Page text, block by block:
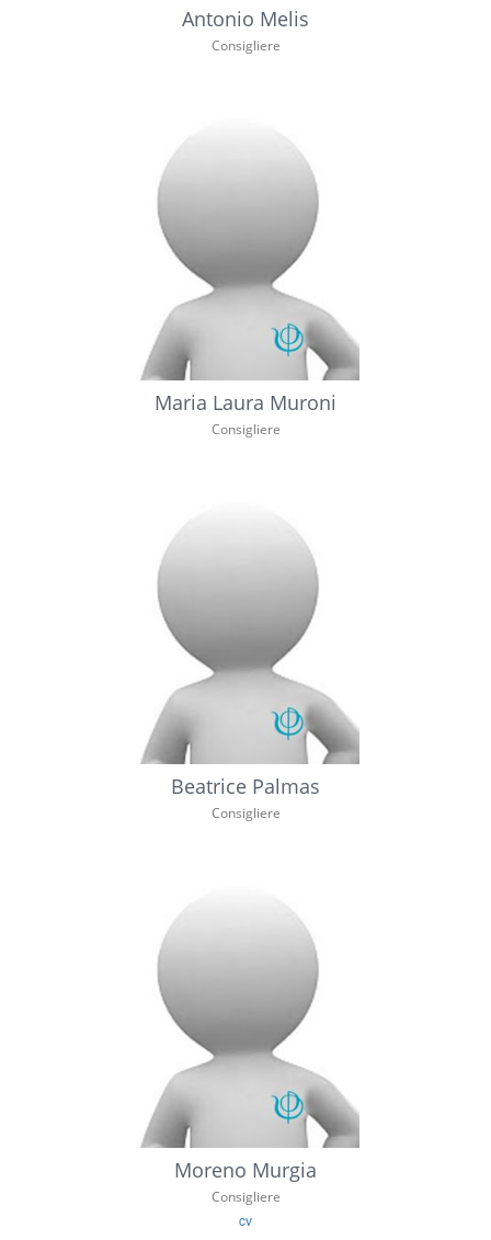
Antonio Melis
Consigliere
Maria Laura Muroni
Consigliere
Beatrice Palmas
Consigliere
Moreno Murgia
Consigliere
cv